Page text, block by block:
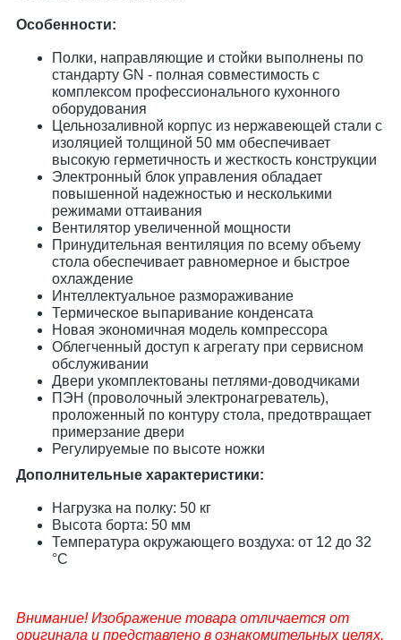
Особенности:
Полки, направляющие и стойки выполнены по
стандарту GN - полная совместимость с
комплексом профессионального кухонного
оборудования
Цельнозаливной корпус из нержавеющей стали с
изоляцией толщиной 50 мм обеспечивает
высокую герметичность и жесткость конструкции
Электронный блок управления обладает
повышенной надежностью и несколькими
режимами оттаивания
Вентилятор увеличенной мощности
Принудительная вентиляция по всему объему
стола обеспечивает равномерное и быстрое
охлаждение
Интеллектуальное размораживание
Термическое выпаривание конденсата
Новая экономичная модель компрессора
Облегченный доступ к агрегату при сервисном
обслуживании
Двери укомплектованы петлями-доводчиками
ПЭН (проволочный электронагреватель),
проложенный по контуру стола, предотвращает
примерзание двери
Регулируемые по высоте ножки
Дополнительные характеристики:
Нагрузка на полку: 50 кг
Высота борта: 50 мм
Температура окружающего воздуха: от 12 до 32
°C
Внимание! Изображение товара отличается от
оригинала и представлено в ознакомительных целях.